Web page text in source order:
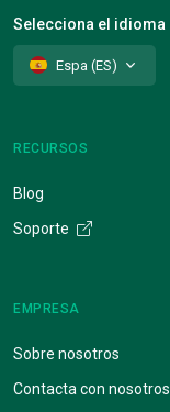
Selecciona el idioma
Espa (ES)
RECURSOS
Blog
Soporte
EMPRESA
Sobre nosotros
Contacta con nosotros